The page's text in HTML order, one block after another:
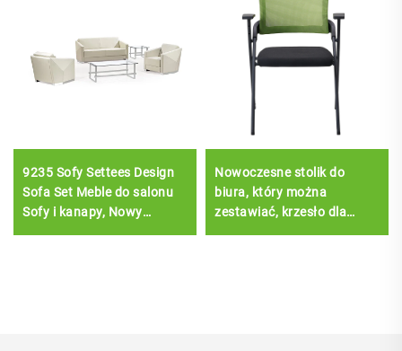
9235 Sofy Settees Design
Sofa Set Meble do salonu
Sofy i kanapy, Nowy
Nowoczesne stolik do
biura, który można
zestawiać, krzesło dla